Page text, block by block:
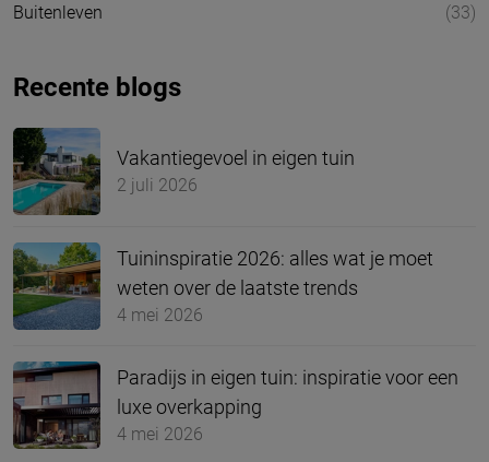
Buitenleven (33)
Recente blogs
Vakantiegevoel in eigen tuin
2 juli 2026
Tuininspiratie 2026: alles wat je moet
weten over de laatste trends
4 mei 2026
Paradijs in eigen tuin: inspiratie voor een
luxe overkapping
4 mei 2026